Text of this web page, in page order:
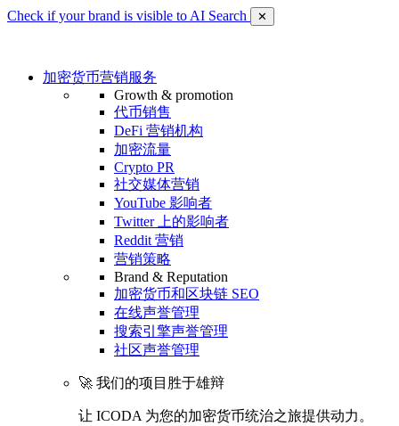
Check if your brand is visible to AI Search ✕
加密货币营销服务
Growth & promotion
代币销售
DeFi 营销机构
加密流量
Crypto PR
社交媒体营销
YouTube 影响者
Twitter 上的影响者
Reddit 营销
营销策略
Brand & Reputation
加密货币和区块链 SEO
在线声誉管理
搜索引擎声誉管理
社区声誉管理
🚀 我们的项目胜于雄辩
让 ICODA 为您的加密货币统治之旅提供动力。